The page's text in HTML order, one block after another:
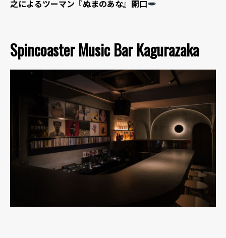
之によるツーマン『ぬまのあな』開口
Spincoaster Music Bar Kagurazaka